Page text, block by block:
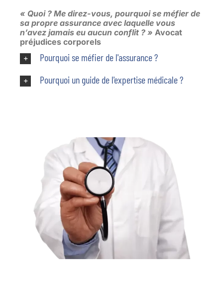
« Quoi ? Me direz-vous, pourquoi se méfier de
sa propre assurance avec laquelle vous
n’avez jamais eu aucun conflit ? » Avocat
préjudices corporels
Pourquoi se méfier de l'assurance ?
Pourquoi un guide de l'expertise médicale ?